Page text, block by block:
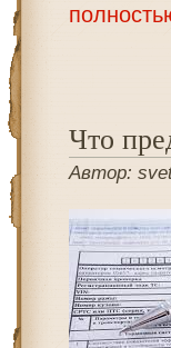
Что
Автор: